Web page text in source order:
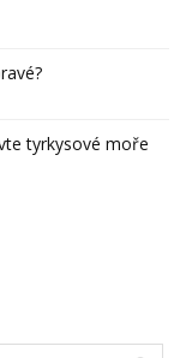
tyrkysové moře